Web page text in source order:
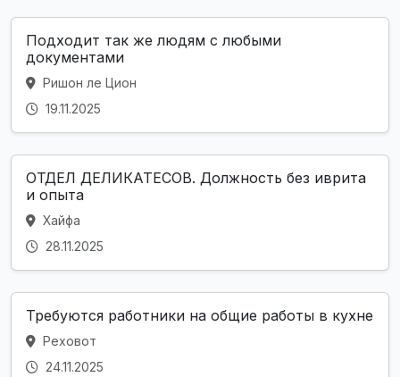
Подходит так же людям с любыми
документами
Ришон ле Цион
19.11.2025
ОТДЕЛ ДЕЛИКАТЕСОВ. Должность без иврита
и опыта
Хайфа
28.11.2025
Требуются работники на общие работы в кухне
Реховот
24.11.2025